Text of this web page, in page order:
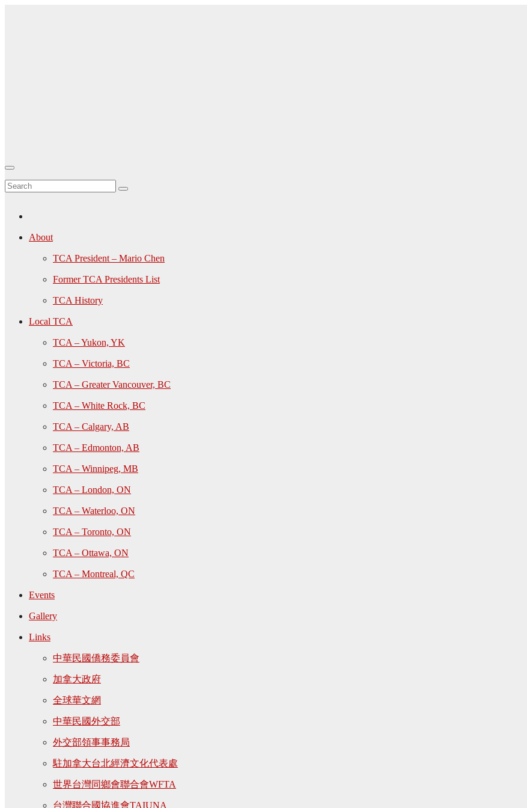
About
TCA President – Mario Chen
Former TCA Presidents List
TCA History
Local TCA
TCA – Yukon, YK
TCA – Victoria, BC
TCA – Greater Vancouver, BC
TCA – White Rock, BC
TCA – Calgary, AB
TCA – Edmonton, AB
TCA – Winnipeg, MB
TCA – London, ON
TCA – Waterloo, ON
TCA – Toronto, ON
TCA – Ottawa, ON
TCA – Montreal, QC
Events
Gallery
Links
中華民國僑務委員會
加拿大政府
全球華文網
中華民國外交部
外交部領事事務局
駐加拿大台北經濟文化代表處
世界台灣同鄉會聯合會WFTA
台灣聯合國協進會TAIUNA